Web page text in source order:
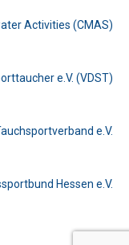
Activities (CMAS)
e.V. (VDST)
e.V.
Hessen e.V.